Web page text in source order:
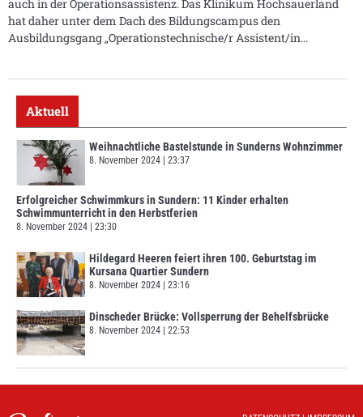
auch in der Operationsassistenz. Das Klinikum Hochsauerland
hat daher unter dem Dach des Bildungscampus den
Ausbildungsgang „Operationstechnische/r Assistent/in
Aktuell
Weihnachtliche Bastelstunde in Sunderns Wohnzimmer
8. November 2024 23:37
Erfolgreicher Schwimmkurs in Sundern: 11 Kinder erhalten
Schwimmunterricht in den Herbstferien
8. November 2024 23:30
Hildegard Heeren feiert ihren 100. Geburtstag im
Kursana Quartier Sundern
8. November 2024 23:16
Dinscheder Brücke: Vollsperrung der Behelfsbrücke
8. November 2024 22:53